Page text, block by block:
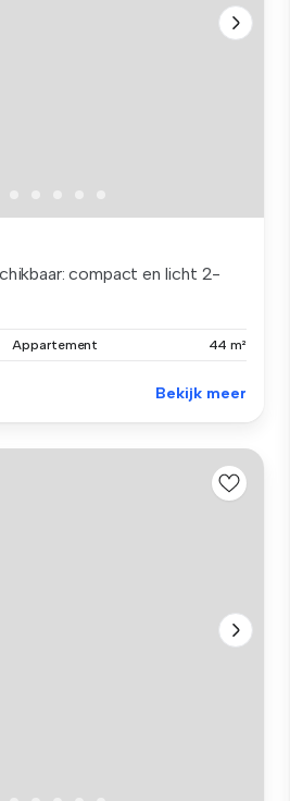
compact en licht 2-
Appartement 44 m²
Bekijk meer